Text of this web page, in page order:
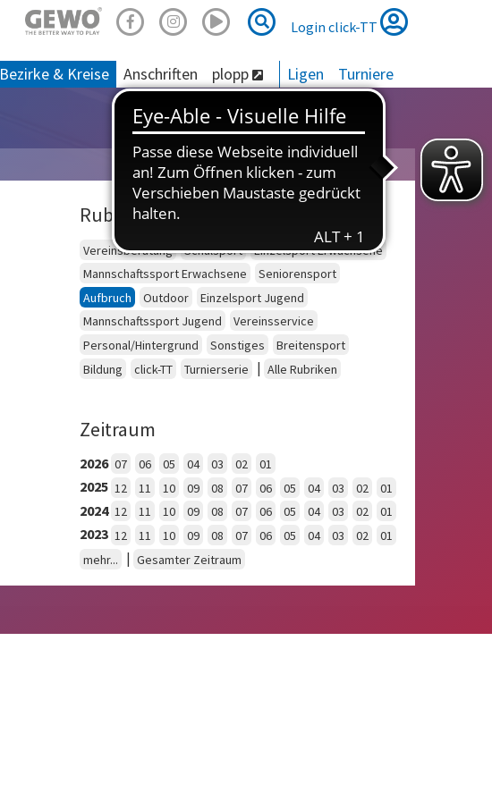
Suche
Suche
Login click-TT
Bezirke & Kreise Anschriften plopp Ligen Turniere
Rubriken
Vereinsberatung Schulsport
Einzelsport Erwachsene
Mannschaftssport Erwachsene
Seniorensport
Aufbruch
Outdoor
Einzelsport Jugend
Mannschaftssport Jugend
Vereinsservice
Personal/Hintergrund
Sonstiges
Breitensport
Bildung
click-TT Turnierserie | Alle Rubriken
Zeitraum
2026 07 06 05 04 03 02 01
2025 12 11 10 09 08 07 06 05 04 03 02 01
2024 12 11 10 09 08 07 06 05 04 03 02 01
2023 12 11 10 09 08 07 06 05 04 03 02
01
mehr...
| Gesamter Zeitraum